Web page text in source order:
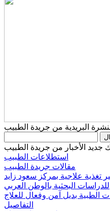
البريدية من جريدة الطبيب
جديد الأخبار من جريدة الطبيب
استطلاعات الطبيب
مقالات جريدة الطبيب
تغذية علاجية بمركز سعود زايد
للدراسات البحثية بالوطن العربي
الطبية بديل آمن وفعال للعلاج
التفاصيل